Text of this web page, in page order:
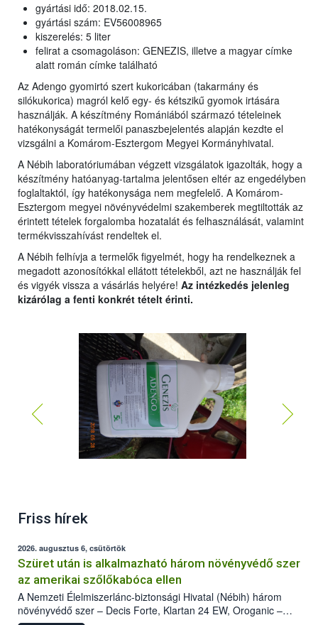
gyártási idő: 2018.02.15.
gyártási szám: EV56008965
kiszerelés: 5 liter
felirat a csomagoláson: GENEZIS, illetve a magyar címke
alatt román címke található
Az Adengo gyomirtó szert kukoricában (takarmány és
silókukorica) magról kelő egy- és kétszikű gyomok irtására
használják. A készítmény Romániából származó tételeinek
hatékonyságát termelői panaszbejelentés alapján kezdte el
vizsgálni a Komárom-Esztergom Megyei Kormányhivatal.
A Nébih laboratóriumában végzett vizsgálatok igazolták, hogy a
készítmény hatóanyag-tartalma jelentősen eltér az engedélyben
foglaltaktól, így hatékonysága nem megfelelő. A Komárom-
Esztergom megyei növényvédelmi szakemberek megtiltották az
érintett tételek forgalomba hozatalát és felhasználását, valamint
termékvisszahívást rendeltek el.
A Nébih felhívja a termelők figyelmét, hogy ha rendelkeznek a
megadott azonosítókkal ellátott tételekből, azt ne használják fel
és vigyék vissza a vásárlás helyére! Az intézkedés jelenleg
kizárólag a fenti konkrét tételt érinti.
Friss hírek
2026. augusztus 6, csütörtök
Szüret után is alkalmazható három növényvédő szer
az amerikai szőlőkabóca ellen
A Nemzeti Élelmiszerlánc-biztonsági Hivatal (Nébih) három
növényvédő szer – Decis Forte, Klartan 24 EW, Oroganic –